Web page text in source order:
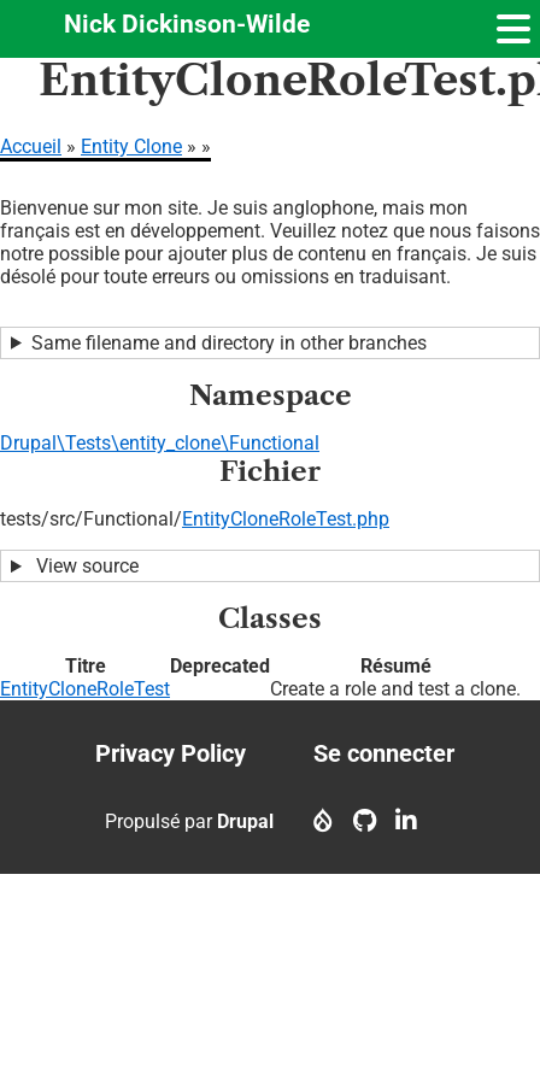
Aller
principal
Nick Dickinson-Wilde
d'Ariane
Accueil Entity Clone
Bienvenue sur mon site. Je suis anglophone, mais mon
français est en développement. Veuillez notez que nous faisons
notre possible pour ajouter plus de contenu en français. Je suis
désolé pour toute erreurs ou omissions en traduisant.
Same filename and directory in other branches
Namespace
Drupal\Tests\entity_clone\Functional
Fichier
tests/src/Functional/EntityCloneRoleTest.php
View source
Classes
Titre Deprecated
Résumé
EntityCloneRoleTest
Create a role and test a clone.
Footer
menu
Privacy Policy
account
Se connecter
Propulsé par Drupal